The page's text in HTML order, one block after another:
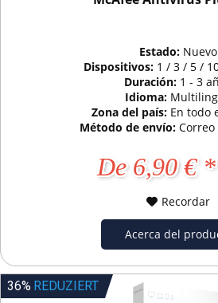
Estado: Nuevo
Dispositivos: 1 / 3 / 5 /
Duración: 1 - 3
Idioma:
Zona del país: En todo
Método de envío:
De 6,90 € *
Recordar
Acerca del
36% REDUZIERT